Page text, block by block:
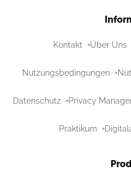
Kontakt Über Uns
Nutzungsbedingungen
Datenschutz Privacy
Praktikum